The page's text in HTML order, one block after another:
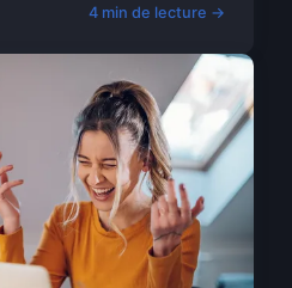
4 min de lecture →